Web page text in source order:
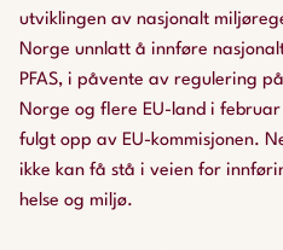
utviklingen av nasjonalt
Norge unnlatt å innføre
PFAS, i påvente av regulering
Norge og flere EU-land i
fulgt opp av EU-kommisjonen.
ikke kan få stå i veien for
helse og miljø.